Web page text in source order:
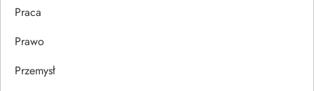
Praca
Prawo
Przemysł